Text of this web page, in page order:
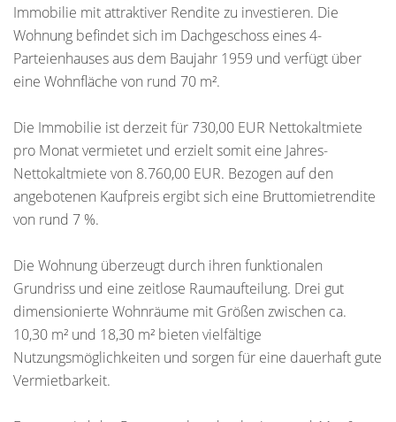
Immobilie mit attraktiver Rendite zu investieren. Die
Wohnung befindet sich im Dachgeschoss eines 4-
Parteienhauses aus dem Baujahr 1959 und verfügt über
eine Wohnfläche von rund 70 m².
Die Immobilie ist derzeit für 730,00 EUR Nettokaltmiete
pro Monat vermietet und erzielt somit eine Jahres-
Nettokaltmiete von 8.760,00 EUR. Bezogen auf den
angebotenen Kaufpreis ergibt sich eine Bruttomietrendite
von rund 7 %.
Die Wohnung überzeugt durch ihren funktionalen
Grundriss und eine zeitlose Raumaufteilung. Drei gut
dimensionierte Wohnräume mit Größen zwischen ca.
10,30 m² und 18,30 m² bieten vielfältige
Nutzungsmöglichkeiten und sorgen für eine dauerhaft gute
Vermietbarkeit.